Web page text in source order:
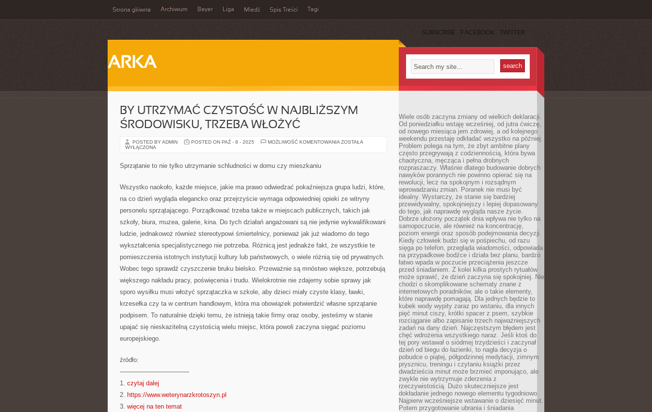
Strona główna Archiwum Bayer Liga Miedź Spis Treści Tagi
SUBSCRIBE FACEBOOK TWITTER
ARKA
BY UTRZYMAĆ CZYSTOŚĆ W NAJBLIŻSZYM
ŚRODOWISKU, TRZEBA WŁOŻYĆ
POSTED BY ADMIN POSTED ON PAŹ - 8 - 2025 MOŻLIWOŚĆ KOMENTOWANIA BY
ZOSTAŁA
WYŁĄCZONA
Sprzątanie to nie tylko utrzymanie schludności w domu czy mieszkaniu
Wszystko naokoło, każde miejsce, jakie ma prawo odwiedzać pokaźniejsza grupa ludzi, które,
na co dzień wygląda elegancko oraz przejrzyście wymaga odpowiedniej opieki ze witryny
personelu sprzątającego. Porządkować trzeba także w miejscach publicznych, takich jak
szkoły, biura, muzea, galerie, kina. Do tych działań angażowani są nie jedynie wykwalifikowani
ludzie, jednakowoż również stereotypowi śmiertelnicy, ponieważ jak już wiadomo do tego
wykształcenia specjalistycznego nie potrzeba. Różnicą jest jednakże fakt, że wszystkie te
pomieszczenia istotnych instytucji kultury lub państwowych, o wiele różnią się od prywatnych.
Wobec tego sprawdź czyszczenie bruku bielsko. Przeważnie są mnóstwo większe, potrzebują
większego nakładu pracy, poświęcenia i trudu. Wielokrotnie nie zdajemy sobie sprawy jak
sporo wysiłku musi włożyć sprzątaczka w szkole, aby dzieci miały czyste klasy, ławki,
krzesełka czy ta w centrum handlowym, która ma obowiązek potwierdzić własne sprzątanie
podpisem. To naturalnie dzięki temu, że istnieją takie firmy oraz osoby, jesteśmy w stanie
upajać się nieskazitelną czystością wielu miejsc, która powoli zaczyna sięgać poziomu
europejskiego.
źródło:
———————————
1. czytaj dalej
2. https://www.weterynarzkrotoszyn.pl
3. więcej na ten temat
Wiele osób zaczyna zmiany od wielkich deklaracji.
Od poniedziałku wstaję wcześniej, od jutra ćwiczę,
od nowego miesiąca jem zdrowiej, a od kolejnego
weekendu przestaję odkładać wszystko na później.
Problem polega na tym, że zbyt ambitne plany
często przegrywają z codziennością, która bywa
chaotyczna, męcząca i pełna drobnych
rozpraszaczy. Właśnie dlatego budowanie dobrych
nawyków porannych nie powinno opierać się na
rewolucji, lecz na spokojnym i rozsądnym
wprowadzaniu zmian. Poranek nie musi być
idealny. Wystarczy, że stanie się bardziej
przewidywalny, spokojniejszy i lepiej dopasowany
do tego, jak naprawdę wygląda nasze życie.
Dobrze ułożony początek dnia wpływa nie tylko na
samopoczucie, ale również na koncentrację,
poziom energii oraz sposób podejmowania decyzji.
Kiedy człowiek budzi się w pośpiechu, od razu
sięga po telefon, przegląda wiadomości, odpowiada
na przypadkowe bodźce i działa bez planu, bardzo
łatwo wpada w poczucie przeciążenia jeszcze
przed śniadaniem. Z kolei kilka prostych rytuałów
może sprawić, że dzień zaczyna się spokojniej. Nie
chodzi o skomplikowane schematy znane z
internetowych poradników, ale o takie elementy,
które naprawdę pomagają. Dla jednych będzie to
kubek wody wypity zaraz po wstaniu, dla innych
pięć minut ciszy, krótki spacer z psem, szybkie
rozciąganie albo zapisanie trzech najważniejszych
zadań na dany dzień. Najczęstszym błędem jest
chęć wdrożenia wszystkiego naraz. Jeśli ktoś do
tej pory wstawał o siódmej trzydzieści i zaczynał
dzień od biegu do łazienki, to nagła decyzja o
pobudce o piątej, półgodzinnej medytacji, zimnym
prysznicu, treningu i czytaniu książki przez
dwadzieścia minut może brzmieć imponująco, ale
zwykle nie wytrzymuje zderzenia z
rzeczywistością. Dużo skuteczniejsze jest
dokładanie jednego nowego elementu tygodniowo.
Najpierw wcześniejsze wstawanie o dziesięć minut.
Potem przygotowanie ubrania i śniadania